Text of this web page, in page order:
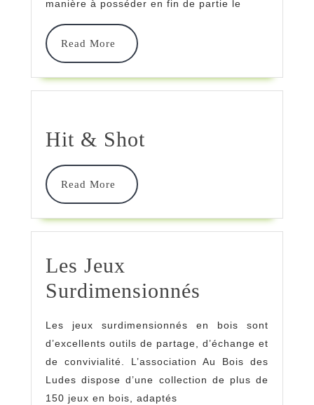
manière à posséder en fin de partie le
Read More
Read
More
Hit & Shot
Read More
Read
More
Les Jeux
Surdimensionnés
Les jeux surdimensionnés en bois sont
d’excellents outils de partage, d’échange et
de convivialité. L’association Au Bois des
Ludes dispose d’une collection de plus de
150 jeux en bois, adaptés